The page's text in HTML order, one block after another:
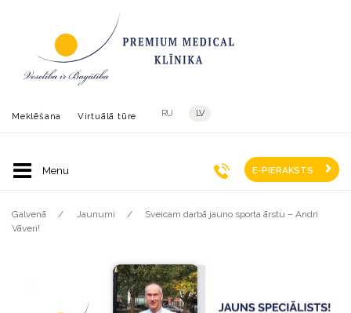
Meklēšana Virtuālā tūre RU LV
E-PIERAKSTS
Galvenā Jaunumi
Sveicam darbā jauno sporta ārstu – Andri
Vāveri!